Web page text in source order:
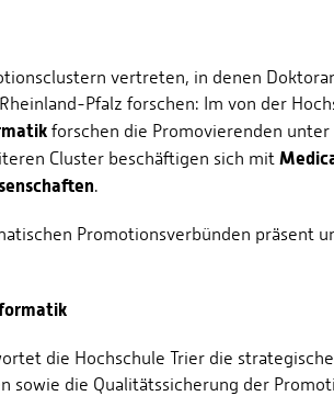
vertreten, in denen
Pfalz forschen: Im von der
forschen die Promovierenden unter
Cluster beschäftigen sich mit
.
Promotionsverbünden präsent
die Hochschule Trier die
sowie die Qualitätssicherung der